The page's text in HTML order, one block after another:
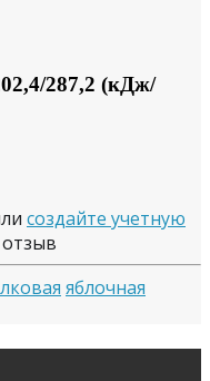
287,2 (кДж/
создайте учетную
яблочная